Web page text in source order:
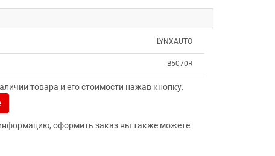
LYNXAUTO
B5070R
товара и его стоимости нажав кнопку:
оформить заказ вы также можете